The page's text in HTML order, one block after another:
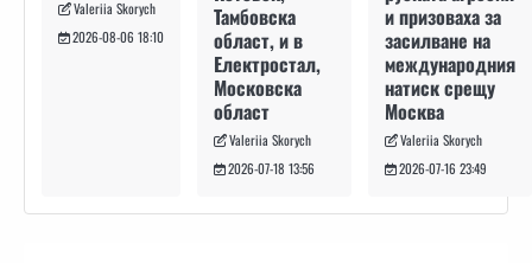
Valeriia Skorych
2026-08-06 18:10
Тамбовска
област, и в
Електростал,
Московска
област
Valeriia Skorych
2026-07-18 13:56
и призоваха за
засилване на
международния
натиск срещу
Москва
Valeriia Skorych
2026-07-16 23:49